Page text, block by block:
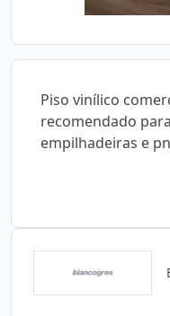
Piso vinílico
recomendado
empilhadeiras e